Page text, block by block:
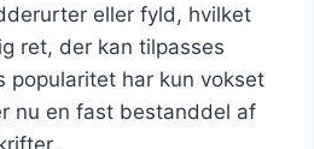
eller fyld, hvilket
ret, der kan tilpasses
popularitet har kun vokset
nu en fast bestanddel af